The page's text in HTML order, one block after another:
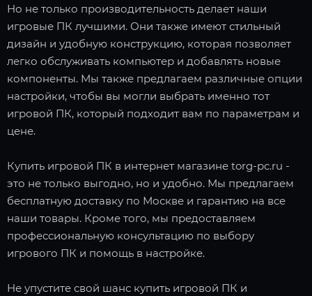
Но не только производительность делает наши
игровые ПК лучшими. Они также имеют стильный
дизайн и удобную конструкцию, которая позволяет
легко обслуживать компьютер и добавлять новые
компоненты. Мы также предлагаем различные опции
настройки, чтобы вы могли выбрать именно тот
игровой ПК, который подходит вам по параметрам и
цене.
Купить игровой ПК в интернет магазине torg-pc.ru -
это не только выгодно, но и удобно. Мы предлагаем
бесплатную доставку по Москве и гарантию на все
наши товары. Кроме того, мы предоставляем
профессиональную консультацию по выбору
игрового ПК и помощь в настройке.
Не упустите свой шанс купить игровой ПК и